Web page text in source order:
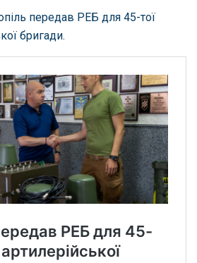
передав РЕБ для 45-тої
бригади.